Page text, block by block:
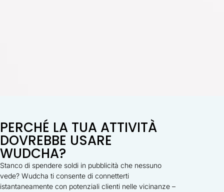
PERCHÉ LA TUA ATTIVITÀ
DOVREBBE USARE
WUDCHA?
Stanco di spendere soldi in pubblicità che nessuno
vede? Wudcha ti consente di connetterti
istantaneamente con potenziali clienti nelle vicinanze –